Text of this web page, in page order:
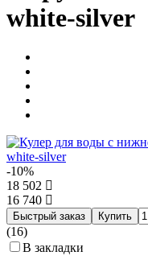
white-silver
-10%
18 502
16 740
Быстрый заказ Купить
(16)
В закладки